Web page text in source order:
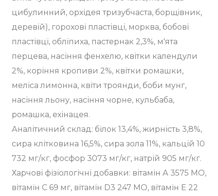
цибулинний, орхідея тризубчаста, борщівник,
деревій), горохові пластівці, морква, бобові
пластівці, обліпиха, пастернак 2,3%, м'ята
перцева, насіння фенхелю, квітки календули
2%, коріння кропиви 2%, квітки ромашки,
меліса лимонна, квіти троянди, боби мунг,
насіння льону, насіння чорне, кульбаба,
ромашка, ехінацея.
Аналітичний склад: білок 13,4%, жирність 3,8%,
сира клітковина 16,5%, сира зола 11%, кальцій 10
732 мг/кг, фосфор 3073 мг/кг, натрій 905 мг/кг.
Харчові фізіологічні добавки: вітамін А 3575 МО,
вітамін С 69 мг, вітамін D3 247 МО, вітамін Е 22